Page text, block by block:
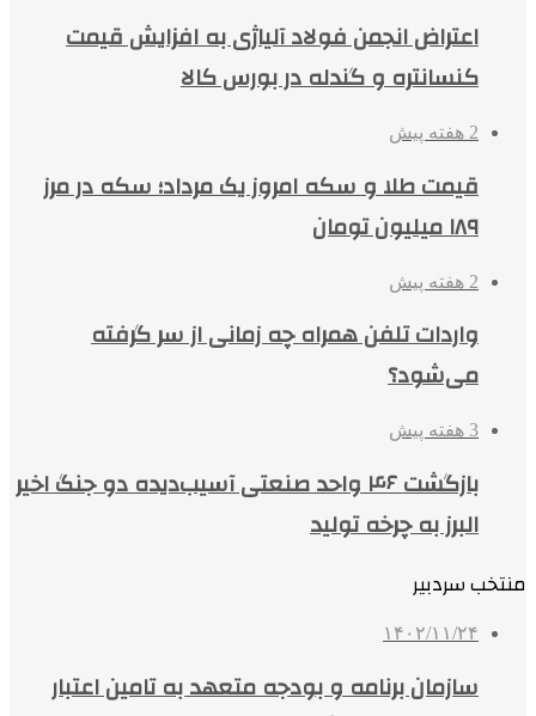
اعتراض انجمن فولاد آلیاژی به افزایش قیمت
کنسانتره و گندله در بورس کالا
2 هفته پیش
قیمت طلا و سکه امروز یک مرداد؛ سکه در مرز
۱۸۹ میلیون تومان
2 هفته پیش
واردات تلفن همراه چه زمانی از سر گرفته
می‌شود؟
3 هفته پیش
بازگشت ۴۶ واحد صنعتی آسیب‌دیده دو جنگ اخیر
البرز به چرخه تولید
منتخب سردبیر
۱۴۰۲/۱۱/۲۴
سازمان برنامه و بودجه متعهد به تامین اعتبار